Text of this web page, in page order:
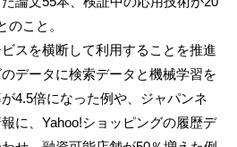
こと。
スを横断して利用することを推進
データに検索データと機械学習を
4.5倍になった例や、ジャパンネ
に、Yahoo!ショッピングの履歴デ